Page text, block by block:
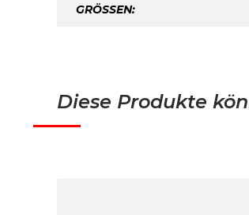
GRÖSSEN:
Diese Produkte